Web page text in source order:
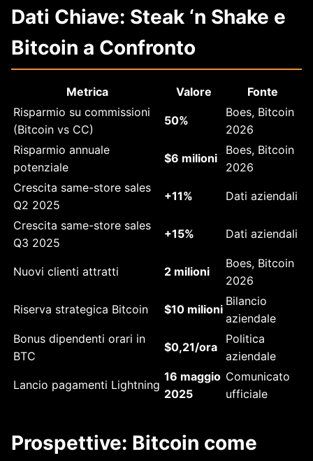
Dati Chiave: Steak ‘n Shake e
Bitcoin a Confronto
Metrica Valore
Fonte
Risparmio su commissioni
(Bitcoin vs CC)
50%
Boes, Bitcoin
2026
Risparmio annuale
potenziale
$6 milioni
Boes, Bitcoin
2026
Crescita same-store sales
Q2 2025
+11% Dati aziendali
Crescita same-store sales
Q3 2025
+15% Dati aziendali
Nuovi clienti attratti 2 milioni
Boes, Bitcoin
2026
Riserva strategica Bitcoin $10 milioni
Bilancio
aziendale
Bonus dipendenti orari in
BTC
$0,21/ora
Politica
aziendale
Lancio pagamenti Lightning
16 maggio
2025
Comunicato
ufficiale
Prospettive: Bitcoin come